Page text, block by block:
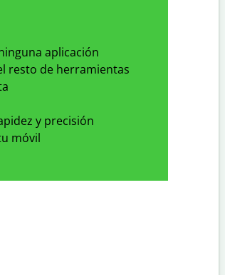
aplicación
resto de herramientas
y precisión
móvil